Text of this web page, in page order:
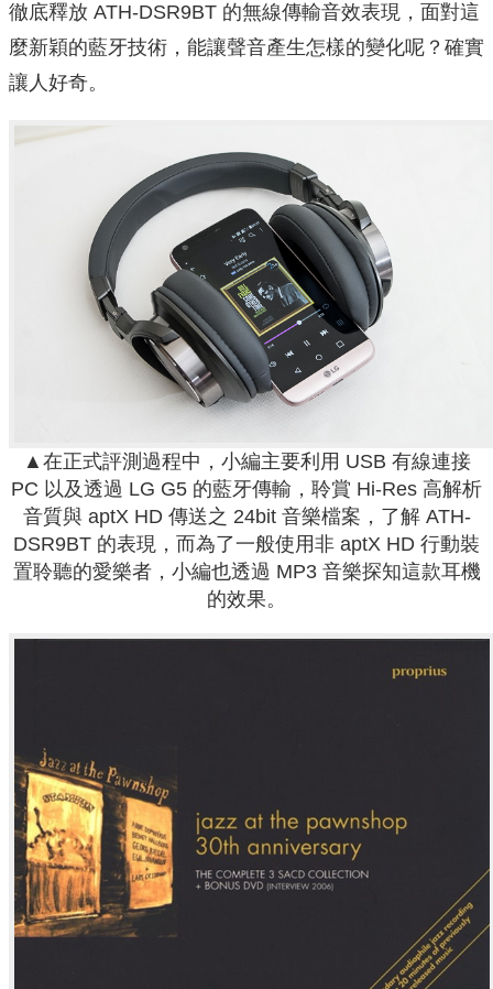
徹底釋放 ATH-DSR9BT 的無線傳輸音效表現，面對這
麼新穎的藍牙技術，能讓聲音產生怎樣的變化呢？確實
讓人好奇。
▲在正式評測過程中，小編主要利用 USB 有線連接
PC 以及透過 LG G5 的藍牙傳輸，聆賞 Hi-Res 高解析
音質與 aptX HD 傳送之 24bit 音樂檔案，了解 ATH-
DSR9BT 的表現，而為了一般使用非 aptX HD 行動裝
置聆聽的愛樂者，小編也透過 MP3 音樂探知這款耳機
的效果。